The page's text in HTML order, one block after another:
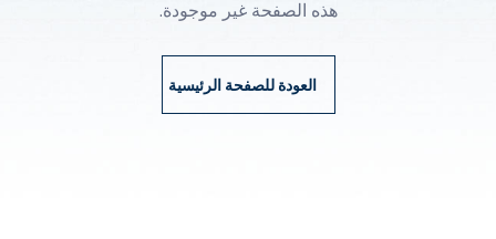
هذه الصفحة غير موجودة.
العودة للصفحة الرئيسية